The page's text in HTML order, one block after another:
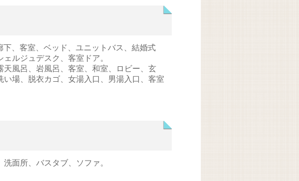
、客室、ベッド、ユニットバス、結婚式
ルジュデスク、客室ドア。
風呂、岩風呂、客室、和室、ロビー、玄
場、脱衣カゴ、女湯入口、男湯入口、客室
面所、バスタブ、ソファ。